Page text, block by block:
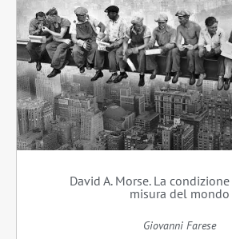
David A. Morse. La
misura del mondo
Giovanni Farese